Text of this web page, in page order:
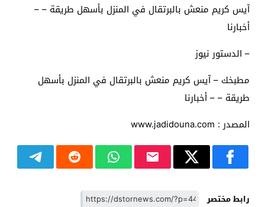
آيس كريم منعش بالبرتقال في المنزل بأسهل طريقة – –
أخبارنا
– الدستور نيوز
مطبخك – آيس كريم منعش بالبرتقال في المنزل بأسهل
طريقة – – أخبارنا
المصدر : www.jadidouna.com
رابط مختصر